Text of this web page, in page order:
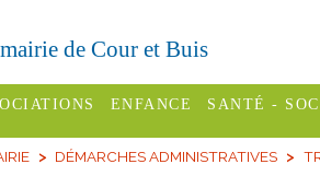
de Cour et Buis
des
ENFANCE
Assistantes
SANTÉ -
Centres
DÉMARCHES ADMINISTRATIVES